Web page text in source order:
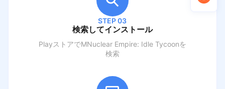
STEP 03
検索してインストール
PlayストアでMNuclear Empire: Idle Tycoonを
検索